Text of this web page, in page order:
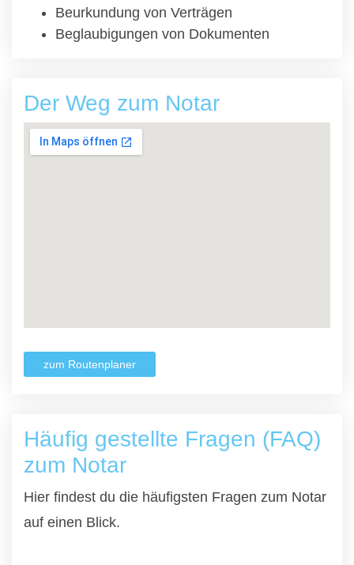
Beurkundung von Verträgen
Beglaubigungen von Dokumenten
Der Weg zum Notar
zum Routenplaner
Häufig gestellte Fragen (FAQ)
zum Notar
Hier findest du die häufigsten Fragen zum Notar
auf einen Blick.